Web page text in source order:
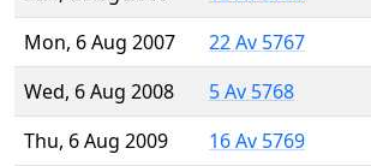
Mon, 6 Aug 2007
22 Av 5767
Wed, 6 Aug 2008
5 Av 5768
Thu, 6 Aug 2009
16 Av 5769